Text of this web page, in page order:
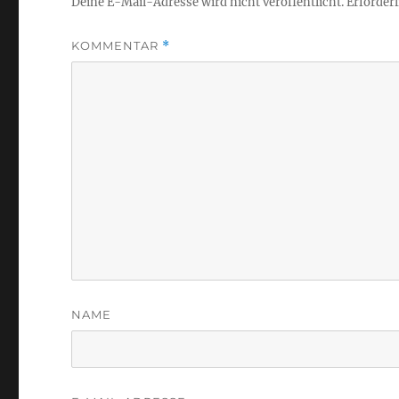
KOMMENTAR *
NAME